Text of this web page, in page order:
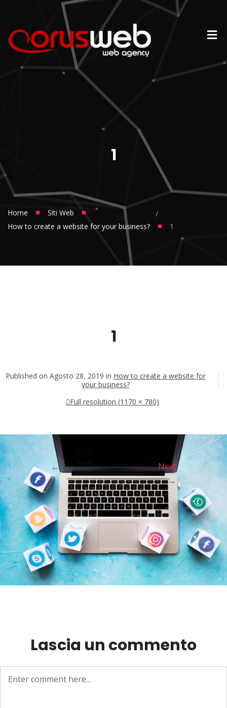
1
Home ■ Siti Web ■
/
How to create a website for your business?
■ 1
1
Published on Agosto 28, 2019 in How to create a website for
your business?
Full resolution (1170 × 780)
← Next
→
Lascia un commento